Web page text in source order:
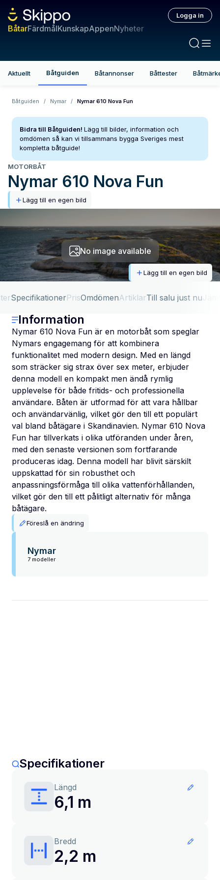
BåtarFärdmålKunskapAppenNyheter
Logga in
Aktuellt Båtguiden Båtannonser Båttester
Båtguiden / Nymar / Nymar 610 Nova Fun
Bidra till Båtguiden! Lägg till bilder, information och
omdömen så kan vi tillsammans bygga Sveriges mest
kompletta båtguide!
MOTORBÅT
Nymar 610 Nova Fun
Lägg till en egen bild
No image available
Lägg till en egen bild
SpecifikationerPrisOmdömenArtiklarTill salu just nu
Information
Nymar 610 Nova Fun är en motorbåt som speglar
Nymars engagemang för att kombinera
funktionalitet med modern design. Med en längd
som sträcker sig strax över sex meter, erbjuder
denna modell en kompakt men ändå rymlig
upplevelse för både fritids- och professionella
användare. Båten är utformad för att vara hållbar
och användarvänlig, vilket gör den till ett populärt
val bland båtägare i Skandinavien. Nymar 610 Nova
Fun har tillverkats i olika utföranden under åren,
med den senaste versionen som fortfarande
produceras idag. Denna modell har blivit särskilt
uppskattad för sin robusthet och
anpassningsförmåga till olika vattenförhållanden,
vilket gör den till ett pålitligt alternativ för många
båtägare.
Föreslå en ändring
Nymar
7 modeller
Specifikationer
Längd
6,1 m
Bredd
2,2 m